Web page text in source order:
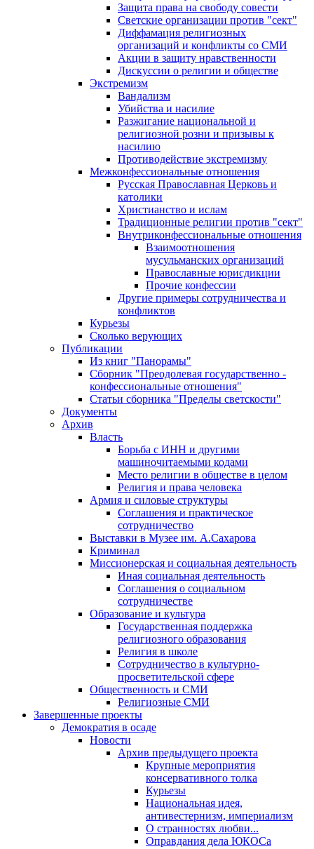
Защита права на свободу совести
Светские организации против "сект"
Диффамация религиозных
организаций и конфликты со СМИ
Акции в защиту нравственности
Дискуссии о религии и обществе
Экстремизм
Вандализм
Убийства и насилие
Разжигание национальной и
религиозной розни и призывы к
насилию
Противодействие экстремизму
Межконфессиональные отношения
Русская Православная Церковь и
католики
Христианство и ислам
Традиционные религии против "сект"
Внутриконфессиональные отношения
Взаимоотношения
мусульманских организаций
Православные юрисдикции
Прочие конфессии
Другие примеры сотрудничества и
конфликтов
Курьезы
Сколько верующих
Публикации
Из книг "Панорамы"
Сборник "Преодолевая государственно -
конфессиональные отношения"
Статьи сборника "Пределы светскости"
Документы
Архив
Власть
Борьба с ИНН и другими
машиночитаемыми кодами
Место религии в обществе в целом
Религия и права человека
Армия и силовые структуры
Соглашения и практическое
сотрудничество
Выставки в Музее им. А.Сахарова
Криминал
Миссионерская и социальная деятельность
Иная социальная деятельность
Соглашения о социальном
сотрудничестве
Образование и культура
Государственная поддержка
религиозного образования
Религия в школе
Сотрудничество в культурно-
просветительской сфере
Общественность и СМИ
Религиозные СМИ
Завершенные проекты
Демократия в осаде
Новости
Архив предыдущего проекта
Крупные мероприятия
консервативного толка
Курьезы
Национальная идея,
антивестернизм, империализм
О странностях любви...
Оправдания дела ЮКОСа